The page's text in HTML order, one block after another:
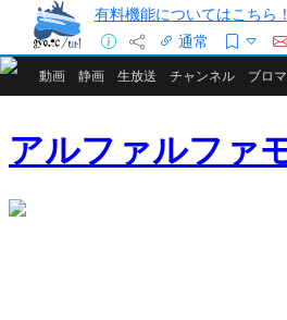
有料機能についてはこちら！
通常